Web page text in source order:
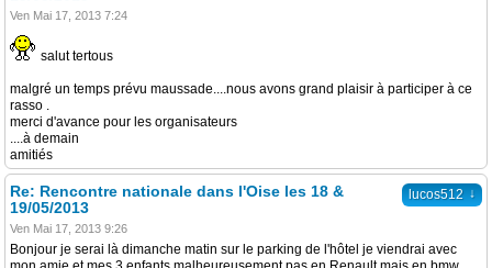
Ven Mai 17, 2013 7:24
salut tertous
malgré un temps prévu maussade....nous avons grand plaisir à participer à ce
rasso .
merci d'avance pour les organisateurs
....à demain
amitiés
lucos512 ↓
Re: Rencontre nationale dans l'Oise les 18 &
19/05/2013
Ven Mai 17, 2013 9:26
Bonjour je serai là dimanche matin sur le parking de l'hôtel je viendrai avec